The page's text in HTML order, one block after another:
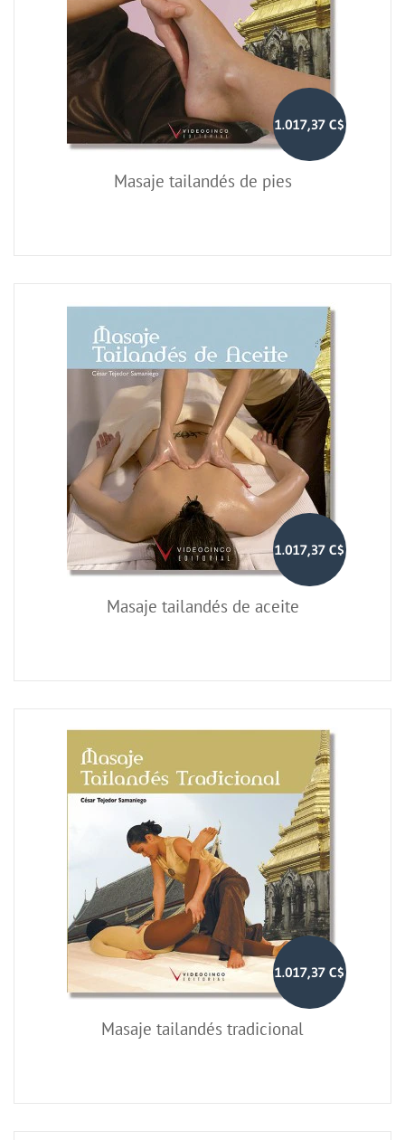
1.017,37 C$
Masaje tailandés de pies
1.017,37 C$
Masaje tailandés de aceite
1.017,37 C$
Masaje tailandés tradicional